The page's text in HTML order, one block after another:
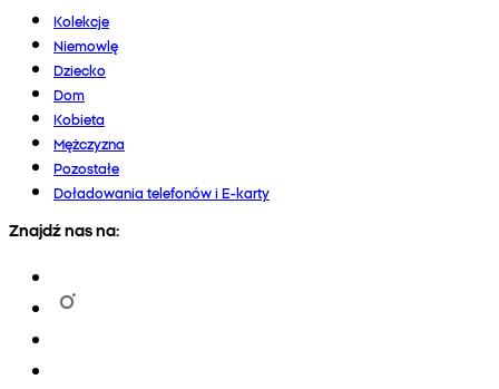
Kolekcje
Niemowlę
Dziecko
Dom
Kobieta
Mężczyzna
Pozostałe
Doładowania telefonów i E-karty
Znajdź nas na: